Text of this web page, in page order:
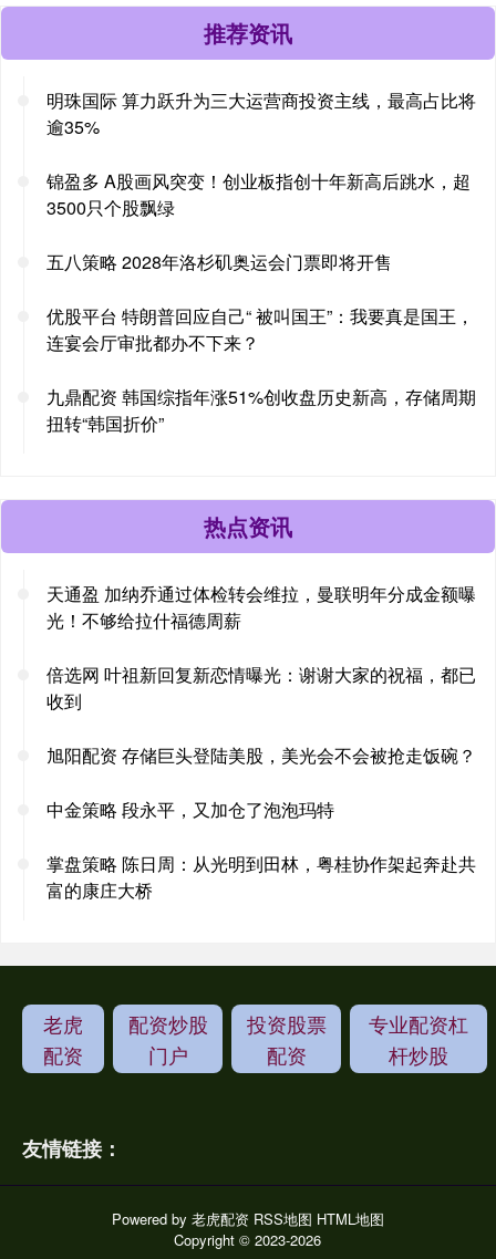
推荐资讯
明珠国际 算力跃升为三大运营商投资主线，最高占比将
逾35%
锦盈多 A股画风突变！创业板指创十年新高后跳水，超
3500只个股飘绿
五八策略 2028年洛杉矶奥运会门票即将开售
优股平台 特朗普回应自己“ 被叫国王”：我要真是国王，
连宴会厅审批都办不下来？
九鼎配资 韩国综指年涨51%创收盘历史新高，存储周期
扭转“韩国折价”
热点资讯
天通盈 加纳乔通过体检转会维拉，曼联明年分成金额曝
光！不够给拉什福德周薪
倍选网 叶祖新回复新恋情曝光：谢谢大家的祝福，都已
收到
旭阳配资 存储巨头登陆美股，美光会不会被抢走饭碗？
中金策略 段永平，又加仓了泡泡玛特
掌盘策略 陈日周：从光明到田林，粤桂协作架起奔赴共
富的康庄大桥
老虎
配资
配资炒股
门户
投资股票
配资
专业配资杠
杆炒股
友情链接：
Powered by 老虎配资 RSS地图 HTML地图
Copyright© 2023-2026